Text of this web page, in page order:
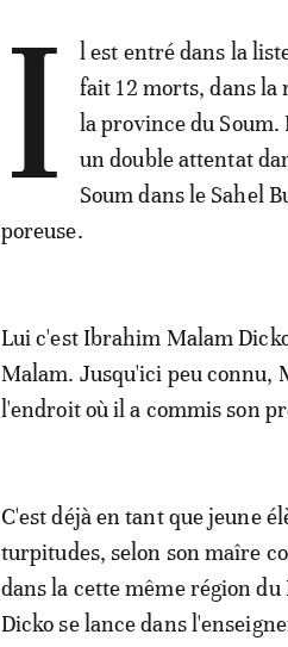
I
l est entré dans la
fait 12 morts, dans la
la province du Soum.
un double attentat
Soum dans le Sahel
poreuse.
Lui c'est Ibrahim Malam
Malam. Jusqu'ici peu connu,
l'endroit où il a commis son
C'est déjà en tant que jeune
turpitudes, selon son maîre
dans la cette même région
Dicko se lance dans